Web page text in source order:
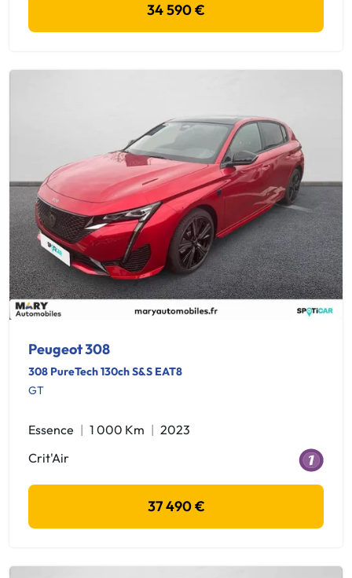
34 590 €
Peugeot 308
308 PureTech 130ch S&S EAT8
GT
Essence 1 000 Km
2023
Crit'Air
37 490 €